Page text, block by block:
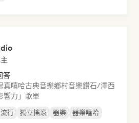
答
真嘻哈古典音樂鄉村音樂鑽石/澤西
響力」歌單
行 獨立搖滾 器樂
器樂嘻哈